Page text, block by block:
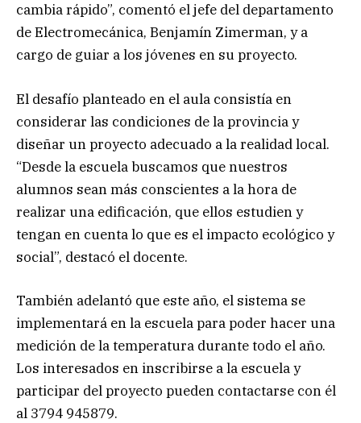
cambia rápido”, comentó el jefe del departamento
de Electromecánica, Benjamín Zimerman, y a
cargo de guiar a los jóvenes en su proyecto.
El desafío planteado en el aula consistía en
considerar las condiciones de la provincia y
diseñar un proyecto adecuado a la realidad local.
“Desde la escuela buscamos que nuestros
alumnos sean más conscientes a la hora de
realizar una edificación, que ellos estudien y
tengan en cuenta lo que es el impacto ecológico y
social”, destacó el docente.
También adelantó que este año, el sistema se
implementará en la escuela para poder hacer una
medición de la temperatura durante todo el año.
Los interesados en inscribirse a la escuela y
participar del proyecto pueden contactarse con él
al 3794 945879.